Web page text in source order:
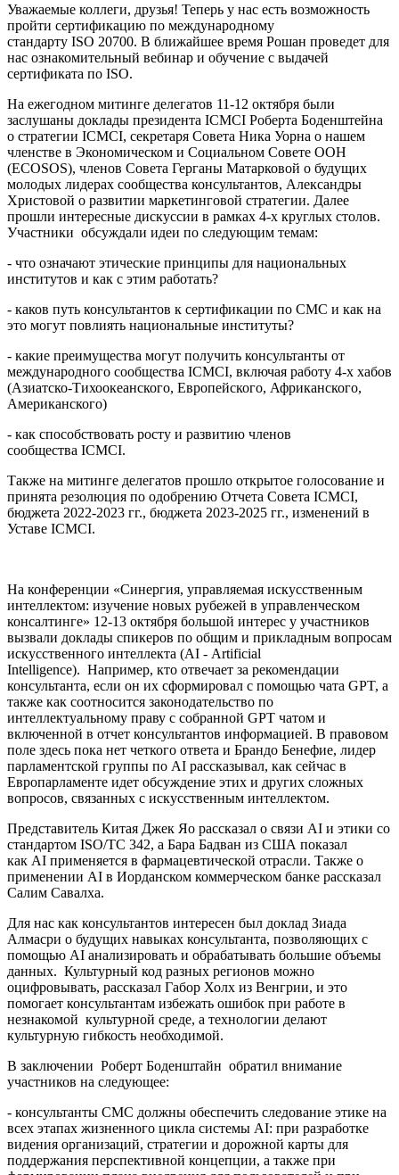
Уважаемые коллеги, друзья! Теперь у нас есть возможность
пройти сертификацию по международному
стандарту ISO 20700. В ближайшее время Рошан проведет для
нас ознакомительный вебинар и обучение с выдачей
сертификата по ISO.
На ежегодном митинге делегатов 11-12 октября были
заслушаны доклады президента ICMCI Роберта Боденштейна
о стратегии ICMCI, секретаря Совета Ника Уорна о нашем
членстве в Экономическом и Социальном Совете ООН
(ECOSOS), членов Совета Герганы Матарковой о будущих
молодых лидерах сообщества консультантов, Александры
Христовой о развитии маркетинговой стратегии. Далее
прошли интересные дискуссии в рамках 4-х круглых столов.
Участники обсуждали идеи по следующим темам:
- что означают этические принципы для национальных
институтов и как с этим работать?
- каков путь консультантов к сертификации по СМС и как на
это могут повлиять национальные институты?
- какие преимущества могут получить консультанты от
международного сообщества ICMCI, включая работу 4-х хабов
(Азиатско-Тихоокеанского, Европейского, Африканского,
Американского)
- как способствовать росту и развитию членов
сообщества ICMCI.
Также на митинге делегатов прошло открытое голосование и
принята резолюция по одобрению Отчета Совета ICMCI,
бюджета 2022-2023 гг., бюджета 2023-2025 гг., изменений в
Уставе ICMCI.
На конференции «Синергия, управляемая искусственным
интеллектом: изучение новых рубежей в управленческом
консалтинге» 12-13 октября большой интерес у участников
вызвали доклады спикеров по общим и прикладным вопросам
искусственного интеллекта (AI - Artificial
Intelligence). Например, кто отвечает за рекомендации
консультанта, если он их сформировал с помощью чата GPT, а
также как соотносится законодательство по
интеллектуальному праву с собранной GPT чатом и
включенной в отчет консультантов информацией. В правовом
поле здесь пока нет четкого ответа и Брандо Бенефие, лидер
парламентской группы по AI рассказывал, как сейчас в
Европарламенте идет обсуждение этих и других сложных
вопросов, связанных с искусственным интеллектом.
Представитель Китая Джек Яо рассказал о связи AI и этики со
стандартом ISO/TC 342, а Бара Бадван из США показал
как AI применяется в фармацевтической отрасли. Также о
применении AI в Иорданском коммерческом банке рассказал
Салим Савалха.
Для нас как консультантов интересен был доклад Зиада
Алмасри о будущих навыках консультанта, позволяющих с
помощью AI анализировать и обрабатывать большие объемы
данных. Культурный код разных регионов можно
оцифровывать, рассказал Габор Холх из Венгрии, и это
помогает консультантам избежать ошибок при работе в
незнакомой культурной среде, а технологии делают
культурную гибкость необходимой.
В заключении Роберт Боденштайн обратил внимание
участников на следующее:
- консультанты СМС должны обеспечить следование этике на
всех этапах жизненного цикла системы AI: при разработке
видения организаций, стратегии и дорожной карты для
поддержания перспективной концепции, а также при